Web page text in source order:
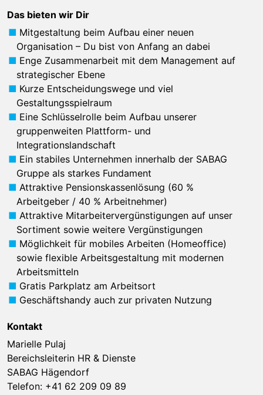
Das bieten wir Dir
Mitgestaltung beim Aufbau einer neuen
Organisation – Du bist von Anfang an dabei
Enge Zusammenarbeit mit dem Management auf
strategischer Ebene
Kurze Entscheidungswege und viel
Gestaltungsspielraum
Eine Schlüsselrolle beim Aufbau unserer
gruppenweiten Plattform- und
Integrationslandschaft
Ein stabiles Unternehmen innerhalb der SABAG
Gruppe als starkes Fundament
Attraktive Pensionskassenlösung (60 %
Arbeitgeber / 40 % Arbeitnehmer)
Attraktive Mitarbeitervergünstigungen auf unser
Sortiment sowie weitere Vergünstigungen
Möglichkeit für mobiles Arbeiten (Homeoffice)
sowie flexible Arbeitsgestaltung mit modernen
Arbeitsmitteln
Gratis Parkplatz am Arbeitsort
Geschäftshandy auch zur privaten Nutzung
Kontakt
Marielle Pulaj
Bereichsleiterin HR & Dienste
SABAG Hägendorf
Telefon: +41 62 209 09 89